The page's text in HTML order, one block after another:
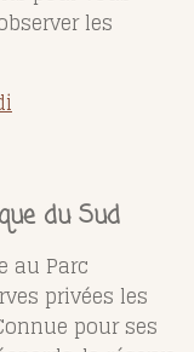
les
du Sud
au Parc
privées les
pour ses